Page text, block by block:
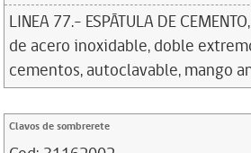
LINEA 77.- ESPÁTULA DE
de acero inoxidable, doble
cementos, autoclavable, mango
Clavos de sombrerete